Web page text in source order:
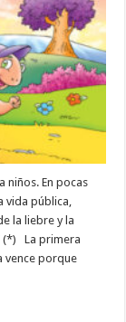
niños. En pocas
vida pública,
la liebre y la
(*) La primera
vence porque